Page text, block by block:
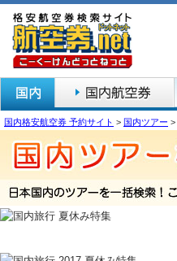
国内格安航空券 予約サイト > 国内ツアー >